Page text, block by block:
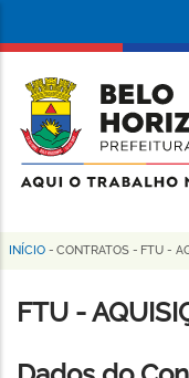
conteúdo
principal
da
Prefeitura
de
Horizonte
Trilha
de
INÍCIO - CONTRATOS - FTU -
FTU -